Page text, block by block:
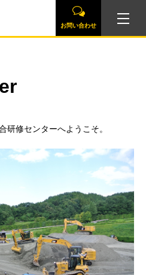
お問い合わせ
研修センターへようこそ。